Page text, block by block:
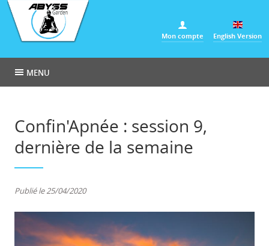
Mon compte English Version
MENU
Confin'Apnée : session 9,
dernière de la semaine
Publié le 25/04/2020
Panneau de gestion des cookies